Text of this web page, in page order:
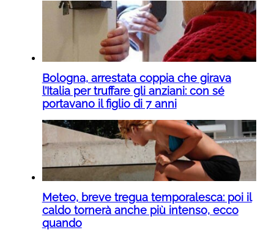
Bologna, arrestata coppia che girava
l’Italia per truffare gli anziani: con sé
portavano il figlio di 7 anni
Meteo, breve tregua temporalesca: poi il
caldo tornerà anche più intenso, ecco
quando